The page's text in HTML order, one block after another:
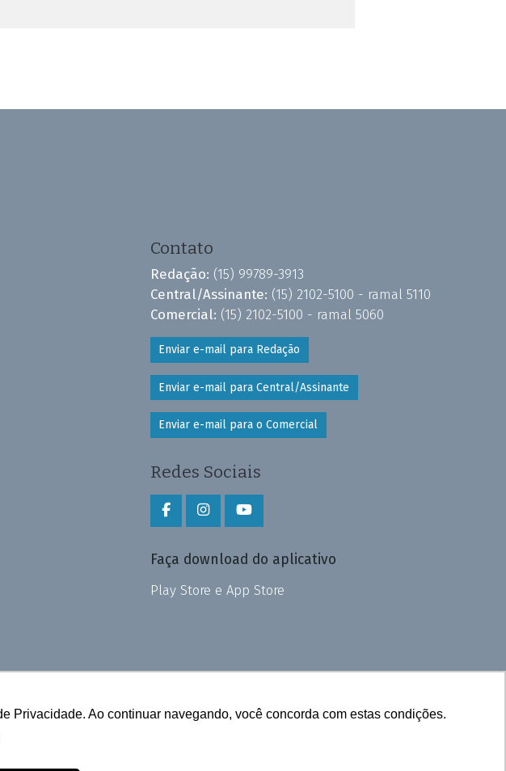
Ao continuar navegando, você concorda com estas condições.
Contato
Redação: (15) 99789-3913
Central/Assinante: (15) 2102-5100 - ramal 5110
Comercial: (15) 2102-5100 - ramal 5060
Enviar e-mail para Redação
Enviar e-mail para Central/Assinante
Enviar e-mail para o Comercial
Redes Sociais
Faça download do aplicativo
Play Store e App Store